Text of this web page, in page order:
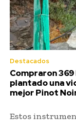
Destacados
Compraron
plantado una
mejor Pinot
Estos